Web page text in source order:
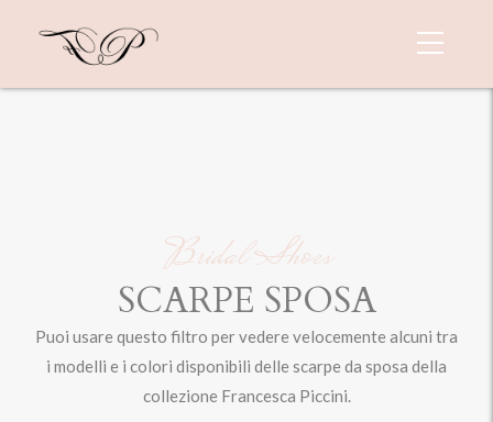
Bridal Shoes
SCARPE SPOSA
Puoi usare questo filtro per vedere velocemente alcuni tra
i modelli e i colori disponibili delle scarpe da sposa della
collezione Francesca Piccini.